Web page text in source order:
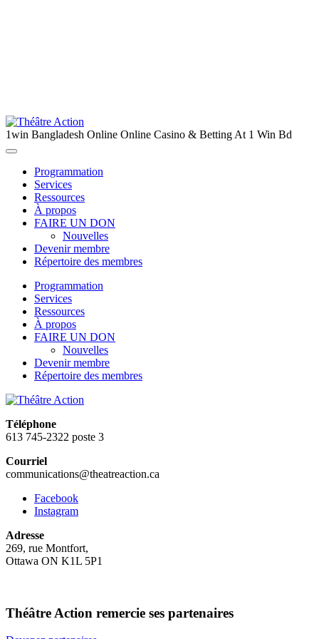
1win Bangladesh Online Online Casino & Betting At 1 Win Bd
Programmation
Services
Ressources
À propos
FAIRE UN DON
Nouvelles
Devenir membre
Répertoire des membres
Programmation
Services
Ressources
À propos
FAIRE UN DON
Nouvelles
Devenir membre
Répertoire des membres
Téléphone
613 745-2322 poste 3
Courriel
communications@theatreaction.ca
Facebook
Instagram
Adresse
269, rue Montfort,
Ottawa ON K1L 5P1
Théâtre Action remercie ses partenaires